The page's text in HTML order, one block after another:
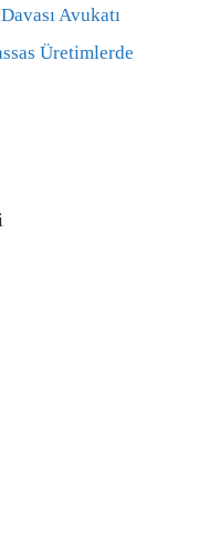
Avukatı
Üretimlerde